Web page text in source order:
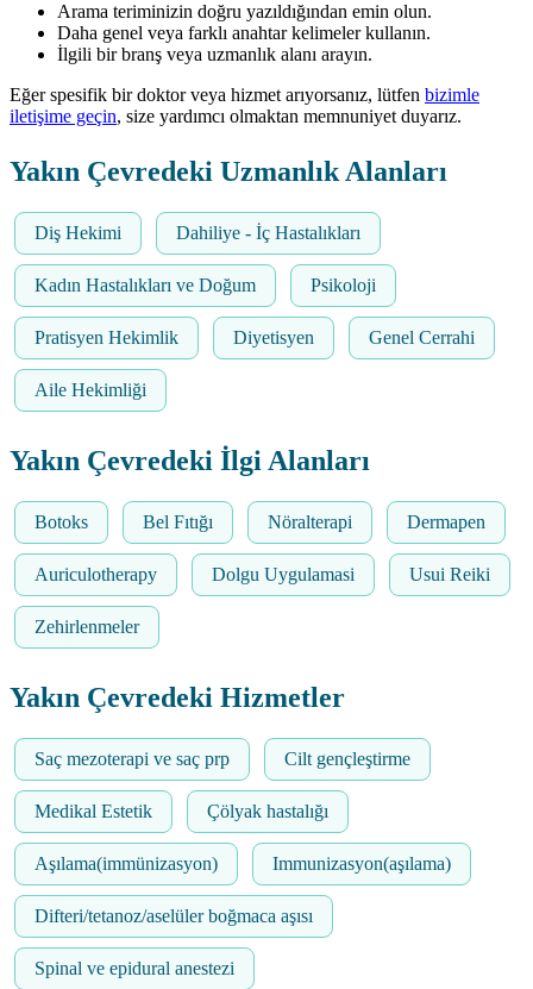
Arama teriminizin doğru yazıldığından emin olun.
Daha genel veya farklı anahtar kelimeler kullanın.
İlgili bir branş veya uzmanlık alanı arayın.
Eğer spesifik bir doktor veya hizmet arıyorsanız, lütfen bizimle
iletişime geçin, size yardımcı olmaktan memnuniyet duyarız.
Yakın Çevredeki Uzmanlık Alanları
Diş Hekimi Dahiliye - İç Hastalıkları
Kadın Hastalıkları ve Doğum Psikoloji
Pratisyen Hekimlik Diyetisyen Genel Cerrahi
Aile Hekimliği
Yakın Çevredeki İlgi Alanları
Botoks Bel Fıtığı Nöralterapi Dermapen
Auriculotherapy Dolgu Uygulamasi Usui Reiki
Zehirlenmeler
Yakın Çevredeki Hizmetler
Saç mezoterapi ve saç prp Cilt gençleştirme
Medikal Estetik Çölyak hastalığı
Aşılama(immünizasyon) Immunizasyon(aşılama)
Difteri/tetanoz/aselüler boğmaca aşısı
Spinal ve epidural anestezi